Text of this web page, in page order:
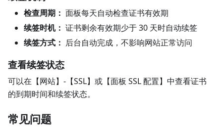
检查周期： 面板每天自动检查证书有效期
续签时机： 证书剩余有效期少于 30 天时自动续签
续签方式： 后台自动完成，不影响网站正常访问
查看续签状态
可以在【网站】-【SSL】或【面板 SSL 配置】中查看证书
的到期时间和续签状态。
常见问题